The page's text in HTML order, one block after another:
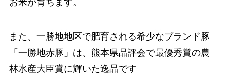
お米が育ちます。
また、一勝地地区で肥育される希少なブランド豚
「一勝地赤豚」は、熊本県品評会で最優秀賞の農
林水産大臣賞に輝いた逸品です